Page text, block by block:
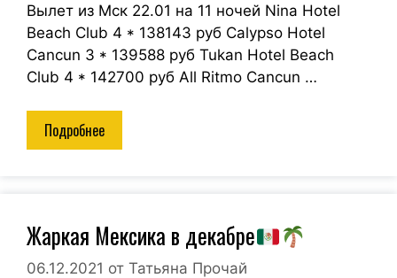
Вылет из Мск 22.01 на 11 ночей Nina Hotel
Beach Club 4 * 138143 руб Calypso Hotel
Cancun 3 * 139588 руб Tukan Hotel Beach
Club 4 * 142700 руб All Ritmo Cancun …
Подробнее
Жаркая Мексика в декабре
06.12.2021 от Татьяна Прочай